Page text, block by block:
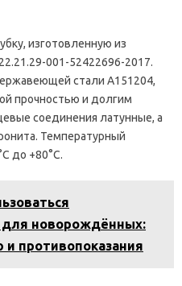
изготовленную из
001-52422696-2017.
стали А151204,
прочностью и долгим
соединения латунные, а
Температурный
до +80°С.
для новорождённых:
противопоказания